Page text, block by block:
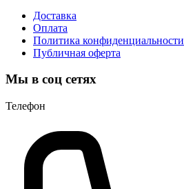
Доставка
Оплата
Политика конфиденциальности
Публичная оферта
Мы в соц сетях
Телефон